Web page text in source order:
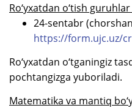
Ro‘yxatdan o‘tish
24-sentabr
https://form.ujc.uz/
Ro‘yxatdan o‘tganingiz
pochtangizga yuboriladi.
Matematika va mantiq